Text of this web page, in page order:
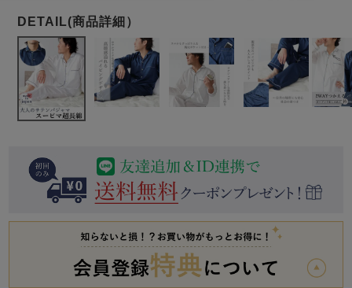
春 夏 冬
売れ筋ランキング
すべての生地一覧はこちら
売れ筋ランキング
- Item Ranking -
- New Arrival -
目的別でさがす一覧はこちら
すべてのメン
ズ
パジャマ
前開き かぶり スリーパー
作務衣
ーブ
上着単品
ズボン単品